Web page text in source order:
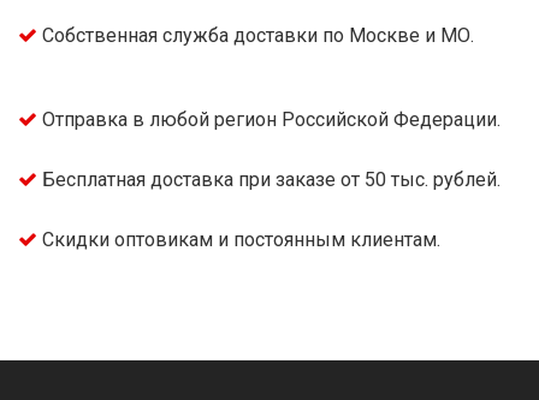
Собственная служба доставки по Москве и МО.
Отправка в любой регион Российской Федерации.
Бесплатная доставка при заказе от 50 тыс. рублей.
Скидки оптовикам и постоянным клиентам.